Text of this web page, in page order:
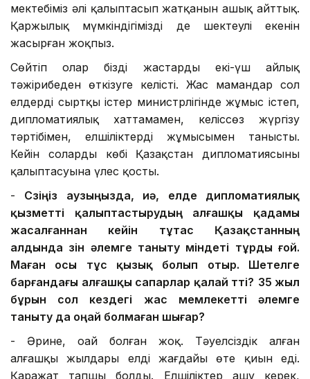
мектебіміз әлі қалыптасып жатқанын ашық айттық.
Қаржылық мүмкіндігіміздің де шектеулі екенін
жасырған жоқпыз.
Сөйтіп олар біздің жастарды екі-үш айлық
тәжірибеден өткізуге келісті. Жас мамандар сол
елдердің сыртқы істер министрлігінде жұмыс істеп,
дипломатиялық хаттамамен, келіссөз жүргізу
тәртібімен, елшіліктердің жұмысымен танысты.
Кейін солардың көбі Қазақстан дипломатиясының
қалыптасуына үлес қосты.
- Сөзіңіз аузыңызда, иә, елде дипломатиялық
қызметті қалыптастырудың алғашқы қадамы
жасалғаннан кейін тұтас Қазақстанның
алдында өзін әлемге таныту міндеті тұрды ғой.
Маған осы тұс қызық болып отыр. Шетелге
барғандағы алғашқы сапарлар қалай өтті? 35 жыл
бұрын сол кездегі жас мемлекетті әлемге
таныту да оңай болмаған шығар?
- Әрине, оңай болған жоқ. Тәуелсіздік алған
алғашқы жылдары елдің жағдайы өте қиын еді.
Қаражат тапшы болды. Елшіліктер ашу керек,